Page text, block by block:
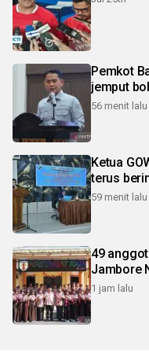
Pemkot
jemput
56 menit lalu
Ketua
terus
59 menit lalu
49
Jambore
1 jam lalu